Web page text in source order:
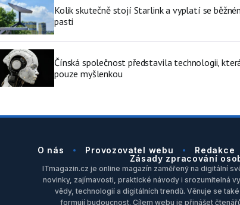
Kolik skutečně stojí Starlink a vyplatí se
pasti
Čínská společnost představila technologii,
pouze myšlenkou
O nás Provozovatel webu Redakce
Zásady zpracování
ITmagazin.cz je online magazín zaměřený na digitální
novinky, zajímavosti, praktické návody i srozumitelná
vědy, technologií a digitálních trendů. Věnuje se
formují budoucnost. Cílem webu je přinášet